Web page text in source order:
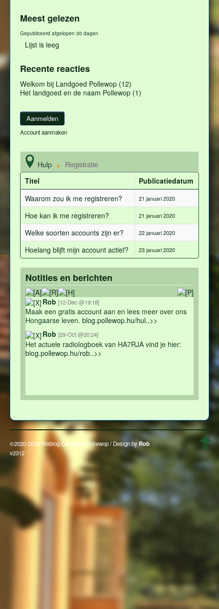
Meest gelezen
Gepubliceerd afgelopen 30 dagen
Lijst is leeg
Recente reacties
Welkom bij Landgoed Pollewop (12)
Het landgoed en de naam Pollewop (1)
Account aanmaken
Hulp
Registratie
Titel
Publicatiedatum
Waarom zou ik me registreren?
21 januari 2020
Hoe kan ik me registreren? 21 januari 2020
Welke soorten accounts zijn er? 22 januari 2020
Hoelang blijft mijn account actief? 23 januari 2020
Notities en berichten
Rob [12-Dec @19:18]
Maak een gratis account aan en lees meer over ons
Hongaarse leven. blog.pollewop.hu/hul..>>
Rob [29-Oct @20:24]
Het actuele radiologboek van HA7RJA vind je hier:
blog.pollewop.hu/rob..>>
©2020-2026 Weblog Landgoed Pollewop / Design byRob
v2312